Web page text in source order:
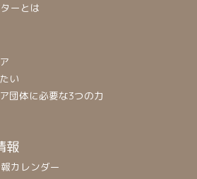
ーとは
い
団体に必要な3つの力
報
カレンダー